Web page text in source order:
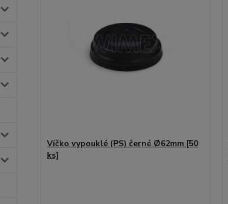
Víčko vypouklé (PS) černé Ø62mm [50
ks]